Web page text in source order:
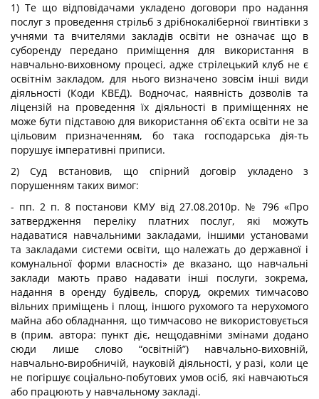
1) Те що відповідачами укладено договори про надання
послуг з проведення стрільб з дрібнокаліберної гвинтівки з
учнями та вчителями закладів освіти не означає що в
суборенду передано приміщення для використання в
навчально-виховному процесі, адже стрілецький клуб не є
освітнім закладом, для нього визначено зовсім інші види
діяльності (Коди КВЕД). Водночас, наявність дозволів та
ліцензій на проведення їх діяльності в приміщеннях не
може бути підставою для використання об`єкта освіти не за
цільовим призначенням, бо така господарська дія-ть
порушує імперативні приписи.
2) Суд встановив, що спірний договір укладено з
порушенням таких вимог:
- пп. 2 п. 8 постанови КМУ від 27.08.2010р. № 796 «Про
затвердження переліку платних послуг, які можуть
надаватися навчальними закладами, іншими установами
та закладами системи освіти, що належать до державної і
комунальної форми власності» де вказано, що навчальні
заклади мають право надавати інші послуги, зокрема,
надання в оренду будівель, споруд, окремих тимчасово
вільних приміщень і площ, іншого рухомого та нерухомого
майна або обладнання, що тимчасово не використовується
в (прим. автора: пункт діє, нещодавніми змінами додано
сюди лише слово “освітній”) навчально-виховній,
навчально-виробничій, науковій діяльності, у разі, коли це
не погіршує соціально-побутових умов осіб, які навчаються
або працюють у навчальному закладі.